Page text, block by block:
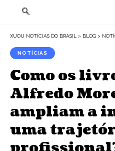
XUOU NOTÍCIAS DO BRASIL > BLOG >
NOTÍCIAS
Como os
Alfredo
ampliam a
uma